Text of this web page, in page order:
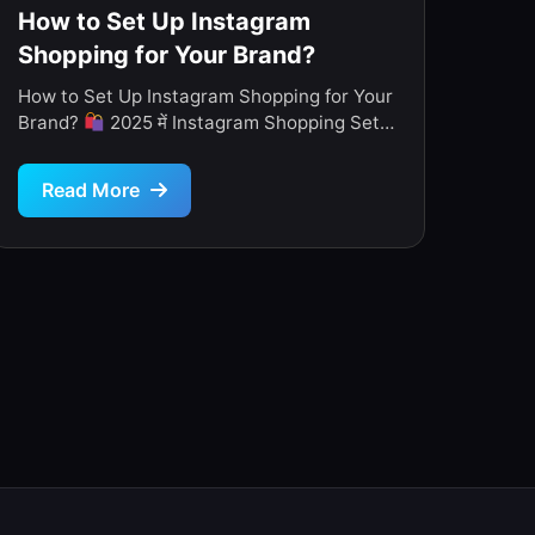
How to Set Up Instagram
Shopping for Your Brand?
How to Set Up Instagram Shopping for Your
Brand?
2025 में Instagram Shopping Set
Read More